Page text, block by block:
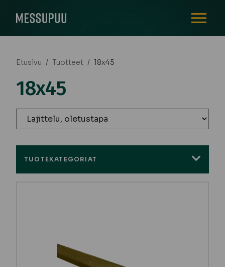
Etusivu / Tuotteet / 18x45
18x45
TUOTEKATEGORIAT